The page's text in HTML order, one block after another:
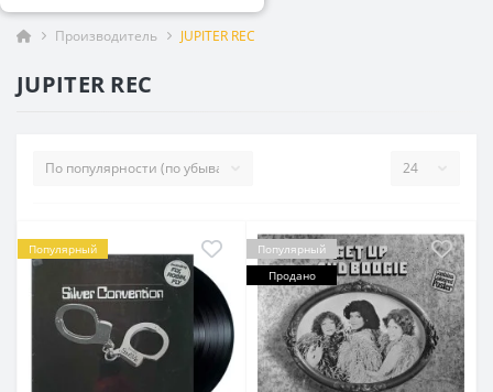
Производитель JUPITER REC
JUPITER REC
Популярный
Популярный
Продано